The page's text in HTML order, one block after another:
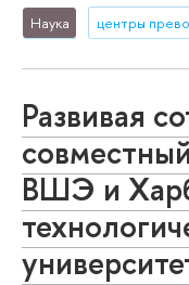
Наука центры
Развивая
ВШЭ и